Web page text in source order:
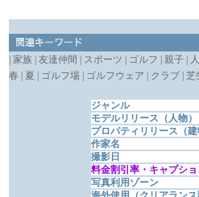
| 家族 | 友達仲間 | スポーツ | ゴルフ | 親子 |
春 | 夏 | ゴルフ場 | ゴルフウェア | クラブ |
ジャンル
モデルリリース（人物）
プロパティリリース（
作家名
撮影日
料金割引率・キャプシ
写真利用ゾーン